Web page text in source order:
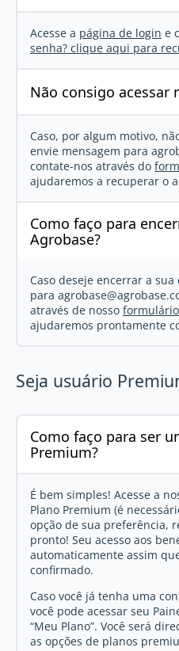
Acesse a página de login e
senha? clique aqui para
Não consigo acessar
Caso, por algum motivo,
envie mensagem para
contate-nos através do
ajudaremos a recuperar o
Como faço para
Agrobase?
Caso deseje encerrar a
para
através de nosso
ajudaremos prontamente
Seja usuário
Como faço para ser
Premium?
É bem simples! Acesse a
Plano Premium (é
opção de sua preferência,
pronto! Seu acesso aos
automaticamente assim
confirmado.
Caso você já tenha uma
você pode acessar seu
“Meu Plano”. Você será
as opções de planos